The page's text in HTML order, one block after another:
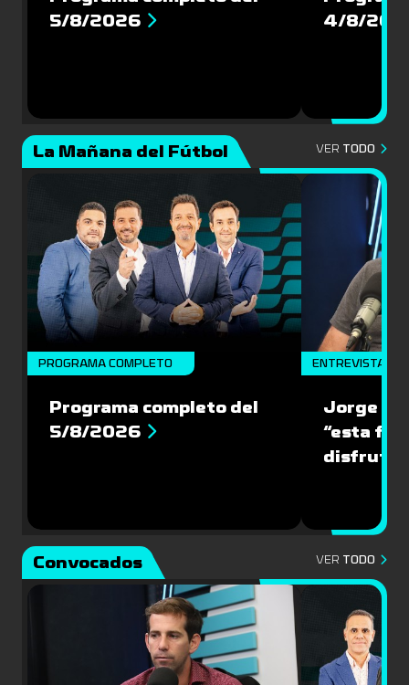
5/8/2026
4/8/
La Mañana del Fútbol VER TODO
PROGRAMA COMPLETO
Programa completo del
5/8/2026
ENTREVISTA
Jorge
“esta
disfrute
Convocados VER TODO